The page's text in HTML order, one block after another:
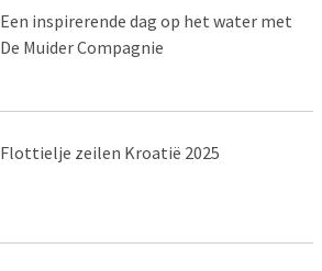
Een inspirerende dag op het water met
De Muider Compagnie
Flottielje zeilen Kroatië 2025